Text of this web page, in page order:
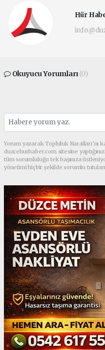
Hür
Okuyucu Yorumları(0)
Yorum yazarak Topluluk Kuralları’nı
duzcehurhaber.com sitesine
tüm sorumluluğu tek başınıza
yönetimi hiçbir şekilde sorumlu